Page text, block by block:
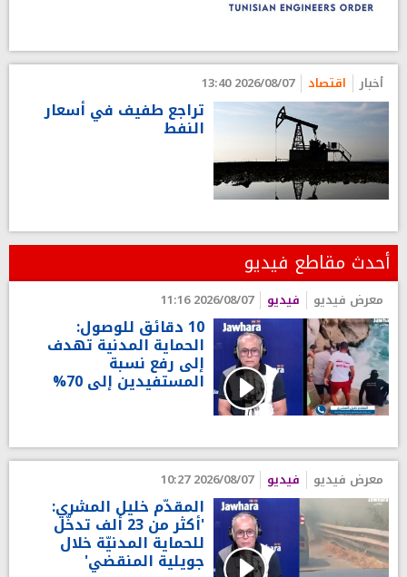
أخبار اقتصاد 2026/08/07 13:40
تراجع طفيف في أسعار
النفط
أحدث مقاطع فيديو
معرض فيديو فيديو 2026/08/07 11:16
10 دقائق للوصول:
الحماية المدنية تهدف
إلى رفع نسبة
المستفيدين إلى 70%
معرض فيديو فيديو 2026/08/07 10:27
المقدّم خليل المشري:
'أكثر من 23 ألف تدخّل
للحماية المدنيّة خلال
جويلية المنقضي'